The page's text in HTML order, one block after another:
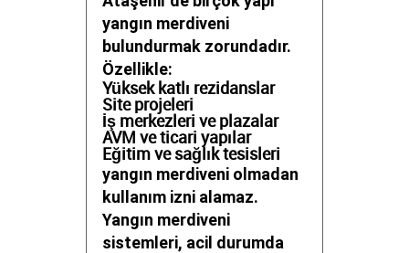
yangın merdiveni
bulundurmak zorundadır.
Özellikle:
Yüksek katlı rezidanslar
Site projeleri
İş merkezleri ve plazalar
AVM ve ticari yapılar
Eğitim ve sağlık tesisleri
yangın merdiveni olmadan
kullanım izni alamaz.
Yangın merdiveni
sistemleri, acil durumda